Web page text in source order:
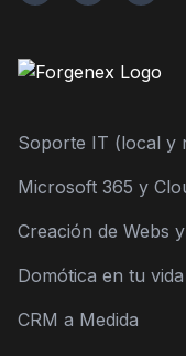
Soporte IT (local y
Microsoft 365 y
Creación de Webs
Domótica en tu vida
CRM a Medida